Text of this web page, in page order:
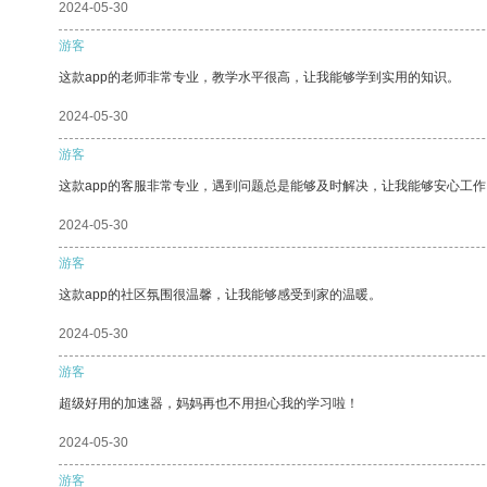
2024-05-30
游客
这款app的老师非常专业，教学水平很高，让我能够学到实用的知识。
2024-05-30
游客
这款app的客服非常专业，遇到问题总是能够及时解决，让我能够安心工
2024-05-30
游客
这款app的社区氛围很温馨，让我能够感受到家的温暖。
2024-05-30
游客
超级好用的加速器，妈妈再也不用担心我的学习啦！
2024-05-30
游客